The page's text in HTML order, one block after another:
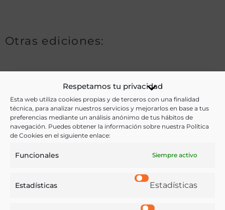
Respetamos tu privacidad
Esta web utiliza cookies propias y de terceros con una finalidad
técnica, para analizar nuestros servicios y mejorarlos en base a tus
preferencias mediante un análisis anónimo de tus hábitos de
navegación. Puedes obtener la información sobre nuestra Política
de Cookies en el siguiente enlace:
Funcionales Siempre activo
Estadísticas Estadísticas
Otras ediciones:
Ver más libros de estas materias:
Enología y Viticultura
Imágenes,Publicidad Vino de Jerez